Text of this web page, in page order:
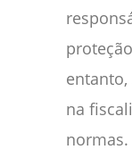
na
normas.